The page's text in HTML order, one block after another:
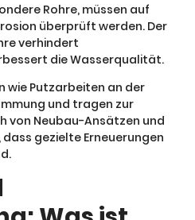
Rohre, müssen auf
überprüft werden. Der
verhindert
die Wasserqualität.
wie Putzarbeiten an der
und tragen zur
von Neubau-Ansätzen und
gezielte Erneuerungen